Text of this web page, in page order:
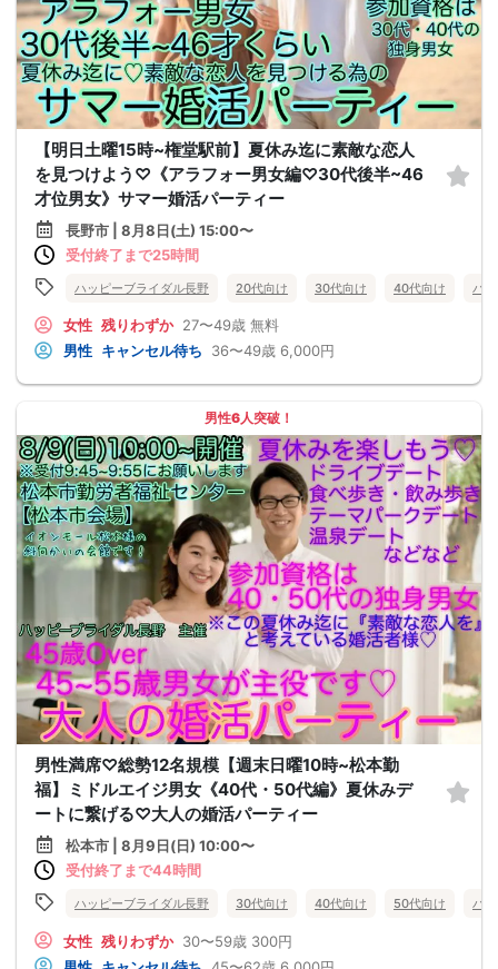
【明日土曜15時~権堂駅前】夏休み迄に素敵な恋人
を見つけよう♡《アラフォー男女編♡30代後半~46
才位男女》サマー婚活パーティー
長野市 | 8月8日(土) 15:00〜
受付終了まで25時間
ハッピーブライダル長野 20代向け 30代向け 40代向け バ
女性 残りわずか 27〜49歳 無料
男性 キャンセル待ち 36〜49歳 6,000円
男性6人突破！
男性満席♡総勢12名規模【週末日曜10時~松本勤
福】ミドルエイジ男女《40代・50代編》夏休みデ
ートに繋げる♡大人の婚活パーティー
松本市 | 8月9日(日) 10:00〜
受付終了まで44時間
ハッピーブライダル長野 30代向け 40代向け 50代向け バ
女性 残りわずか 30〜59歳 300円